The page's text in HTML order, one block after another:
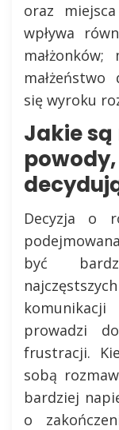
oraz
wpływa
się wyroku
Jakie są
Decyzja o
być
prowadzi
frustracji.
sobą
bardziej
o